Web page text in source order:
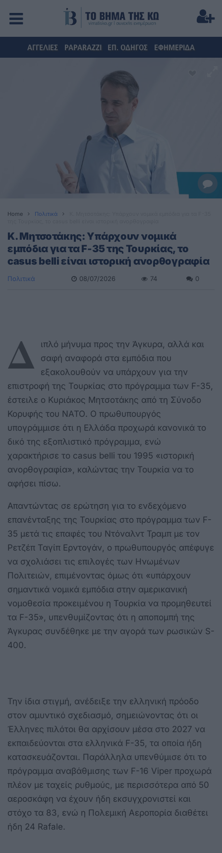
ΑΓΓΕΛΙΕΣ PAPARAZZI ΕΠ. ΟΔΗΓΟΣ ΕΦΗΜΕΡΙΔΑ
Home Πολιτικά
K. Μητσοτάκης: Υπάρχουν νομικά
εμπόδια για τα F-35 της Τουρκίας, το
casus belli είναι ιστορική ανορθογραφία
Πολιτικά 08/07/2026 74 0
Δ
ιπλό μήνυμα προς την Άγκυρα, αλλά και
σαφή αναφορά στα εμπόδια που
εξακολουθούν να υπάρχουν για την
επιστροφή της Τουρκίας στο πρόγραμμα των F-35,
έστειλε ο Κυριάκος Μητσοτάκης από τη Σύνοδο
Κορυφής του ΝΑΤΟ. Ο πρωθυπουργός
υπογράμμισε ότι η Ελλάδα προχωρά κανονικά το
δικό της εξοπλιστικό πρόγραμμα, ενώ
χαρακτήρισε το casus belli του 1995 «ιστορική
ανορθογραφία», καλώντας την Τουρκία να το
αφήσει πίσω.
Απαντώντας σε ερώτηση για το ενδεχόμενο
επανένταξης της Τουρκίας στο πρόγραμμα των F-
35 μετά τις επαφές του Ντόναλντ Τραμπ με τον
Ρετζέπ Ταγίπ Ερντογάν, ο πρωθυπουργός απέφυγε
να σχολιάσει τις επιλογές των Ηνωμένων
Πολιτειών, επιμένοντας όμως ότι «υπάρχουν
σημαντικά νομικά εμπόδια στην αμερικανική
νομοθεσία προκειμένου η Τουρκία να προμηθευτεί
τα F-35», υπενθυμίζοντας ότι η αποπομπή της
Άγκυρας συνδέθηκε με την αγορά των ρωσικών S-
400.
Την ίδια στιγμή, ανέδειξε την ελληνική πρόοδο
στον αμυντικό σχεδιασμό, σημειώνοντας ότι οι
Έλληνες πιλότοι θα αρχίσουν μέσα στο 2027 να
εκπαιδεύονται στα ελληνικά F-35, τα οποία ήδη
κατασκευάζονται. Παράλληλα υπενθύμισε ότι το
πρόγραμμα αναβάθμισης των F-16 Viper προχωρά
πλέον με ταχείς ρυθμούς, με περισσότερα από 50
αεροσκάφη να έχουν ήδη εκσυγχρονιστεί και
στόχο τα 83, ενώ η Πολεμική Αεροπορία διαθέτει
ήδη 24 Rafale.